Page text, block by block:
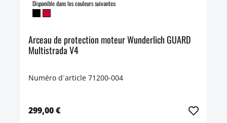
Disponible dans les couleurs suivantes:
Arceau de protection moteur Wunderlich GUARD
Multistrada V4
Numéro d´article 71200-004
299,00 €